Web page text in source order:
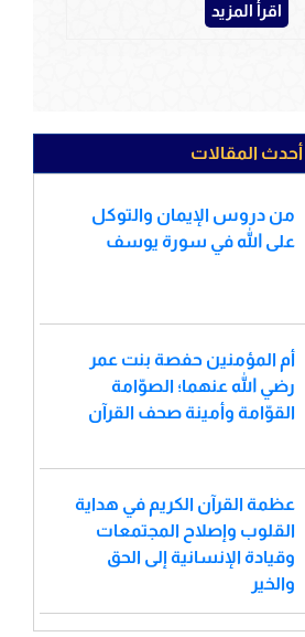
اقرأ المزيد
أحدث المقالات
من دروس الإيمان والتوكل
على الله في سورة يوسف
أم المؤمنين حفصة بنت عمر
رضي الله عنهما؛ الصوّامة
القوّامة وأمينة صحف القرآن
عظمة القرآن الكريم في هداية
القلوب وإصلاح المجتمعات
وقيادة الإنسانية إلى الحق
والخير